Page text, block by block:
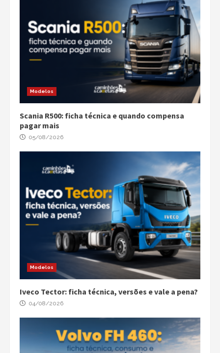
Modelos
Scania R500: ficha técnica e quando compensa
pagar mais
05/08/2026
Modelos
Iveco Tector: ficha técnica, versões e vale a pena?
04/08/2026